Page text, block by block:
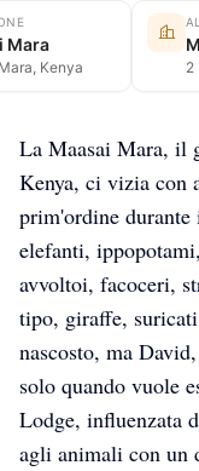
Mara
Kenya 2
La Maasai Mara, il
Kenya, ci vizia con
prim'ordine
elefanti,
avvoltoi, facoceri,
tipo, giraffe,
nascosto, ma
solo quando vuole
Lodge, influenzata
agli animali con un